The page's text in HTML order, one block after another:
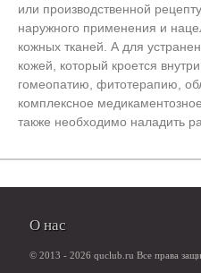
или производственной
наружного применения и
кожных тканей. А для
кожей, который кроется
гомеопатию, фитотерапию,
комплексное
также необходимо наладить
О нас
© 2013 - 2026 quclub.ru Все права